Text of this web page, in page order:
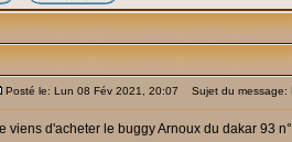
Posté le: Lun 08 Fév 2021, 20:07 Sujet du message:
viens d'acheter le buggy Arnoux du dakar 93